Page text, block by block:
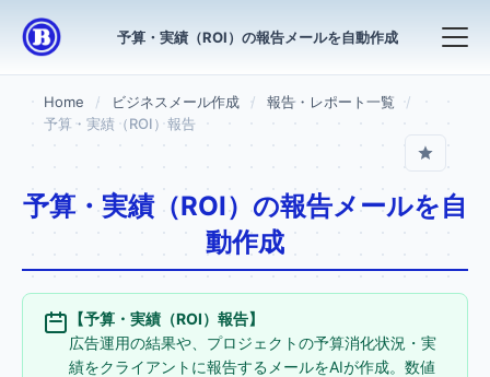
予算・実績（ROI）の報告メールを自動作成
Home ビジネスメール作成
報告・レポート一覧
予算・実績（ROI）報告
予算・実績（ROI）の報告メールを自
動作成
【予算・実績（ROI）報告】
広告運用の結果や、プロジェクトの予算消化状況・実
績をクライアントに報告するメールをAIが作成。数値